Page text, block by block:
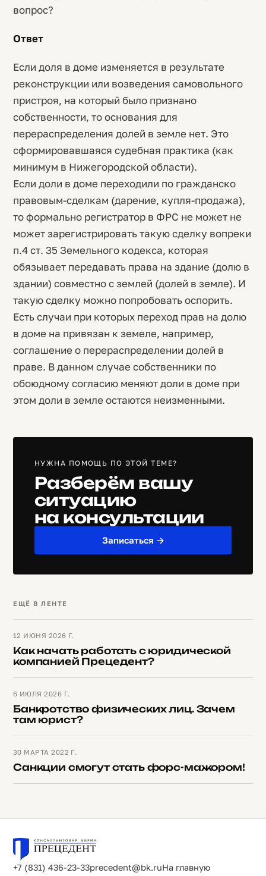
вопрос?
Ответ
Если доля в доме изменяется в результате
реконструкции или возведения самовольного
пристроя, на который было признано
собственности, то основания для
перераспределения долей в земле нет. Это
сформировавшаяся судебная практика (как
минимум в Нижегородской области).
Если доли в доме переходили по гражданско
правовым-сделкам (дарение, купля-продажа),
то формально регистратор в ФРС не может не
может зарегистрировать такую сделку вопреки
п.4 ст. 35 Земельного кодекса, которая
обязывает передавать права на здание (долю в
здании) совместно с землей (долей в земле). И
такую сделку можно попробовать оспорить.
Есть случаи при которых переход прав на долю
в доме на привязан к земеле, например,
соглашение о перераспределении долей в
праве. В данном случае собственники по
обоюдному согласию меняют доли в доме при
этом доли в земле остаются неизменными.
НУЖНА ПОМОЩЬ ПО ЭТОЙ ТЕМЕ?
Разберём вашу
ситуацию
на консультации
Записаться →
ЕЩЁ В ЛЕНТЕ
12 ИЮНЯ 2026 Г.
Как начать работать с юридической
компанией Прецедент?
6 ИЮЛЯ 2026 Г.
Банкротство физических лиц. Зачем
там юрист?
30 МАРТА 2022 Г.
Санкции смогут стать форс-мажором!
+7 (831) 436-23-33precedent@bk.ruНа главную